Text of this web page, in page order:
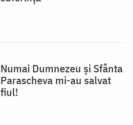
Numai Dumnezeu și Sfânta
Parascheva mi-au salvat
fiul!